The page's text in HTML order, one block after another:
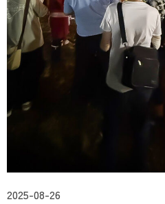
2025-08-26